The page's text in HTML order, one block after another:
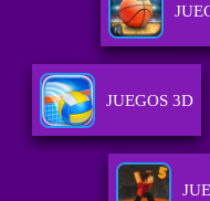
JUEGOS 3D